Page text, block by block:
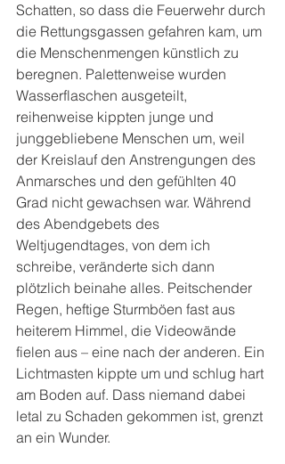
Schatten, so dass die Feuerwehr durch
die Rettungsgassen gefahren kam, um
die Menschenmengen künstlich zu
beregnen. Palettenweise wurden
Wasserflaschen ausgeteilt,
reihenweise kippten junge und
junggebliebene Menschen um, weil
der Kreislauf den Anstrengungen des
Anmarsches und den gefühlten 40
Grad nicht gewachsen war. Während
des Abendgebets des
Weltjugendtages, von dem ich
schreibe, veränderte sich dann
plötzlich beinahe alles. Peitschender
Regen, heftige Sturmböen fast aus
heiterem Himmel, die Videowände
fielen aus – eine nach der anderen. Ein
Lichtmasten kippte um und schlug hart
am Boden auf. Dass niemand dabei
letal zu Schaden gekommen ist, grenzt
an ein Wunder.